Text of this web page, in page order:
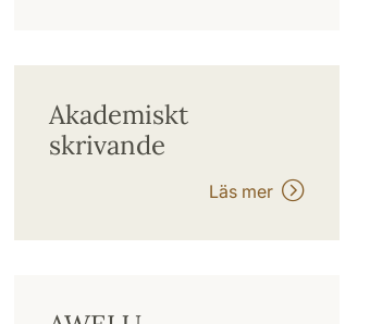
Akademiskt
skrivande
Läs mer